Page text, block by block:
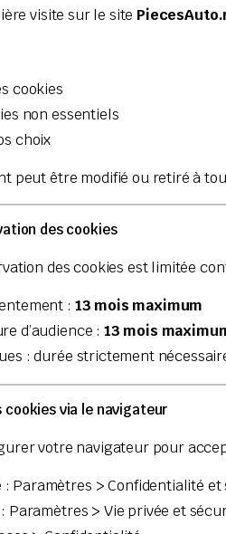
visite sur le site
cookies
non essentiels
choix
peut être modifié ou retiré à
des cookies
des cookies est limitée
: 13 mois maximum
d’audience : 13 mois
: durée strictement
cookies via le navigateur
votre navigateur pour
: Paramètres > Confidentialité
: Paramètres > Vie privée et